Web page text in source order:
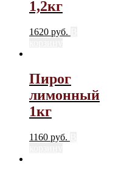
1,2кг
1620 руб.
Пирог
лимонный
1кг
1160 руб.